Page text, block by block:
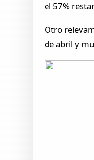
el 57%
Otro
de abril y